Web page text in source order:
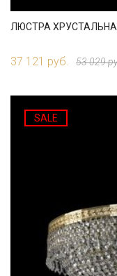
ЛЮСТРА ХРУСТАЛЬНАЯ
37 121 руб. 53 029
SALE